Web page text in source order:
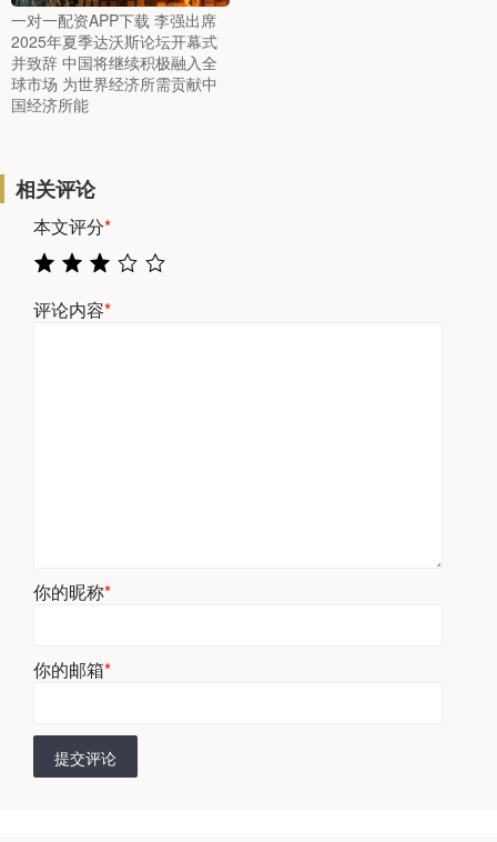
一对一配资APP下载 李强出席
2025年夏季达沃斯论坛开幕式
并致辞 中国将继续积极融入全
球市场 为世界经济所需贡献中
国经济所能
相关评论
本文评分*
评论内容*
你的昵称*
你的邮箱*
提交评论